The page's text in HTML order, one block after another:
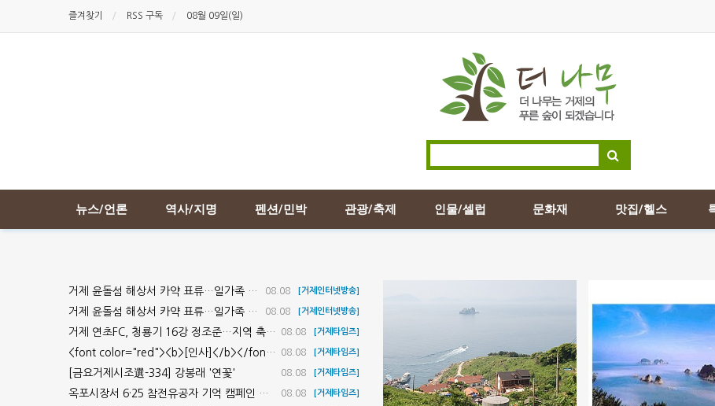
즐겨찾기 RSS 구독 08월 09일(일)
뉴스/언론 역사/지명 펜션/민박 관광/축제 인물/셀럽 문화재 맛집/헬스
[거제인터넷방송]
08.08
거제 윤돌섬 해상서 카약 표류…일가족 4명 무사 구조
[거제인터넷방송]
08.08
거제 윤돌섬 해상서 카약 표류…일가족 4명 무사 구조
[거제타임즈]
08.08
거제 연초FC, 청룡기 16강 정조준…지역 축구 기대감 높인다
[거제타임즈]
08.08
<font color="red"><b>[인사]</b></font> 거제시, 8월 수시인사 단행…김성기 환경녹지국장 승진
[거제타임즈]
08.08
[금요거제시조選-334] 강봉래 '연꽃'
[거제타임즈]
08.08
옥포시장서 6·25 참전유공자 기억 캠페인 열려